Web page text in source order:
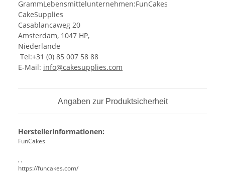
GrammLebensmittelunternehmen:FunCakes
CakeSupplies
Casablancaweg 20
Amsterdam, 1047 HP,
Niederlande
Tel:+31 (0) 85 007 58 88
E-Mail: info@cakesupplies.com
Angaben zur Produktsicherheit
Herstellerinformationen:
FunCakes
, ,
https://funcakes.com/